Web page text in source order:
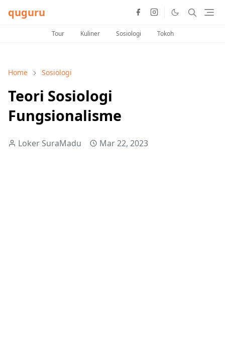
quguru
Tour Kuliner Sosiologi Tokoh
Home Sosiologi
Teori Sosiologi
Fungsionalisme
Loker SuraMadu Mar 22, 2023